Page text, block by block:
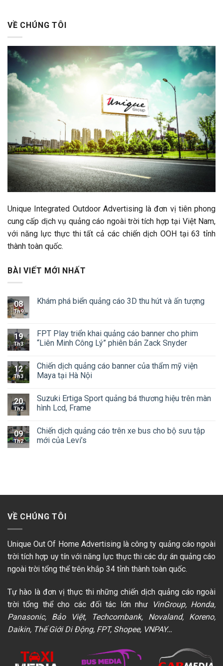
VỀ CHÚNG TÔI
Unique Integrated Outdoor Advertising là đơn vị tiên phong
cung cấp dịch vụ quảng cáo ngoài trời tích hợp tại Việt Nam,
với năng lực thực thi tất cả các chiến dịch OOH tại 63 tỉnh
thành toàn quốc.
BÀI VIẾT MỚI NHẤT
08
Th9
Khám phá biển quảng cáo 3D thu hút và ấn tượng
19
Th3
FPT Play triển khai quảng cáo banner cho phim
“Liên Minh Công Lý” phiên bản Zack Snyder
12
Th3
Chiến dịch quảng cáo banner của thẩm mỹ viện
Maya tại Hà Nội
20
Th2
Suzuki Ertiga Sport quảng bá thương hiệu trên màn
hình Lcd, Frame
09
Th2
Chiến dịch quảng cáo trên xe bus cho bộ sưu tập
mới của Levi’s
VỀ CHÚNG TÔI
Unique Out Of Home Advertising là công ty quảng cáo ngoài
trời tích hợp uy tín với năng lực thực thi các dự án quảng cáo
ngoài trời tổng thể trên khắp 34 tỉnh thành toàn quốc.
Tự hào là đơn vị thực thi những chiến dịch quảng cáo ngoài
trời tổng thể cho các đối tác lớn như
VinGroup, Honda,
Panasonic, Bảo Việt, Techcombank, Novaland, Koreno,
Daikin, Thế Giới Di Động, FPT, Shopee, VNPAY…